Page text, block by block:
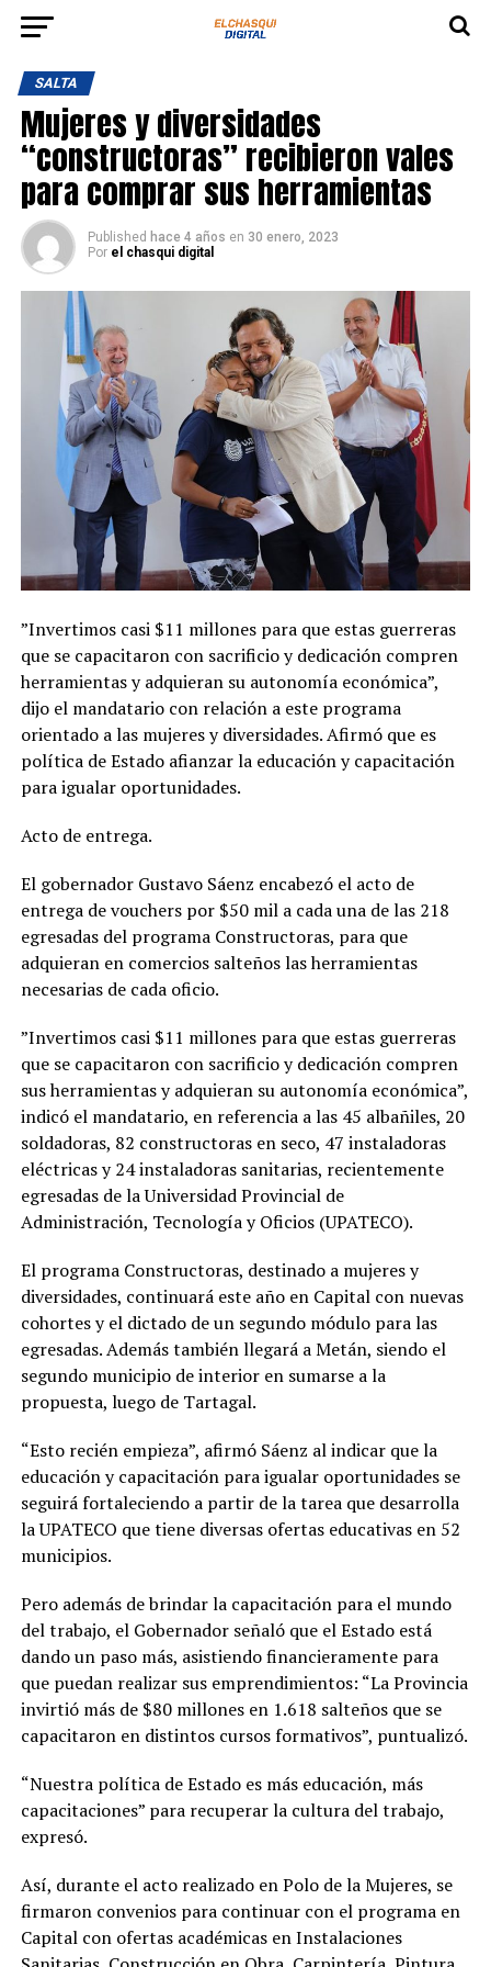
SALTA
Mujeres y diversidades
“constructoras” recibieron vales
para comprar sus herramientas
Published hace 4 años en 30 enero, 2023
Por el chasqui digital
”Invertimos casi $11 millones para que estas guerreras
que se capacitaron con sacrificio y dedicación compren
herramientas y adquieran su autonomía económica”,
dijo el mandatario con relación a este programa
orientado a las mujeres y diversidades. Afirmó que es
política de Estado afianzar la educación y capacitación
para igualar oportunidades.
Acto de entrega.
El gobernador Gustavo Sáenz encabezó el acto de
entrega de vouchers por $50 mil a cada una de las 218
egresadas del programa Constructoras, para que
adquieran en comercios salteños las herramientas
necesarias de cada oficio.
”Invertimos casi $11 millones para que estas guerreras
que se capacitaron con sacrificio y dedicación compren
sus herramientas y adquieran su autonomía económica”,
indicó el mandatario, en referencia a las 45 albañiles, 20
soldadoras, 82 constructoras en seco, 47 instaladoras
eléctricas y 24 instaladoras sanitarias, recientemente
egresadas de la Universidad Provincial de
Administración, Tecnología y Oficios (UPATECO).
El programa Constructoras, destinado a mujeres y
diversidades, continuará este año en Capital con nuevas
cohortes y el dictado de un segundo módulo para las
egresadas. Además también llegará a Metán, siendo el
segundo municipio de interior en sumarse a la
propuesta, luego de Tartagal.
“Esto recién empieza”, afirmó Sáenz al indicar que la
educación y capacitación para igualar oportunidades se
seguirá fortaleciendo a partir de la tarea que desarrolla
la UPATECO que tiene diversas ofertas educativas en 52
municipios.
Pero además de brindar la capacitación para el mundo
del trabajo, el Gobernador señaló que el Estado está
dando un paso más, asistiendo financieramente para
que puedan realizar sus emprendimientos: “La Provincia
invirtió más de $80 millones en 1.618 salteños que se
capacitaron en distintos cursos formativos”, puntualizó.
“Nuestra política de Estado es más educación, más
capacitaciones” para recuperar la cultura del trabajo,
expresó.
Así, durante el acto realizado en Polo de la Mujeres, se
firmaron convenios para continuar con el programa en
Capital con ofertas académicas en Instalaciones